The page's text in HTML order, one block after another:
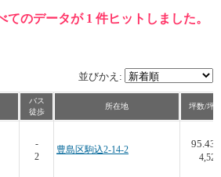
のデータが 1 件ヒットしました。
並びかえ:
バス
徒歩
所在地 坪数/坪
-
2
豊島区駒込2-14-2
95.43
4,527